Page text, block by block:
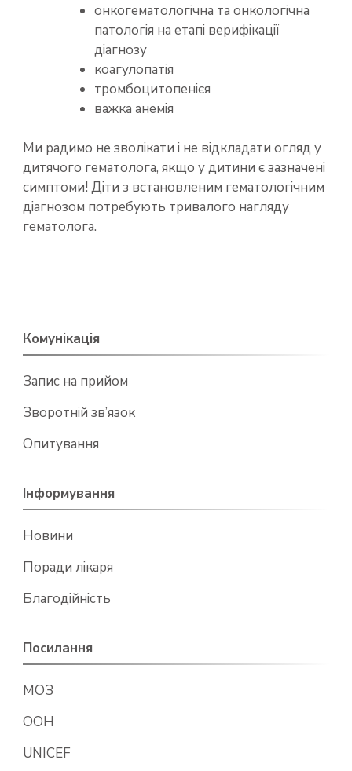
онкогематологічна та онкологічна
патологія на етапі верифікації
діагнозу
коагулопатія
тромбоцитопенієя
важка анемія
Ми радимо не зволікати і не відкладати огляд у
дитячого гематолога, якщо у дитини є зазначені
симптоми! Діти з встановленим гематологічним
діагнозом потребують тривалого нагляду
гематолога.
Комунікація
Запис на прийом
Зворотній зв’язок
Опитування
Інформування
Новини
Поради лікаря
Благодійність
Посилання
МОЗ
ООН
UNICEF